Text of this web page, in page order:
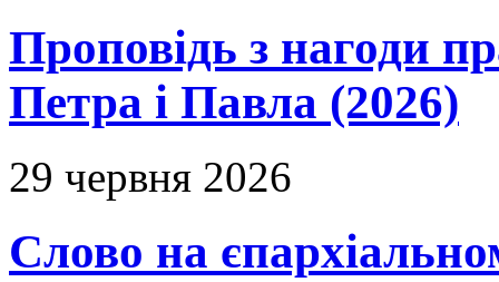
Проповідь з нагоди
Петра і Павла (2026)
29 червня 2026
Слово на